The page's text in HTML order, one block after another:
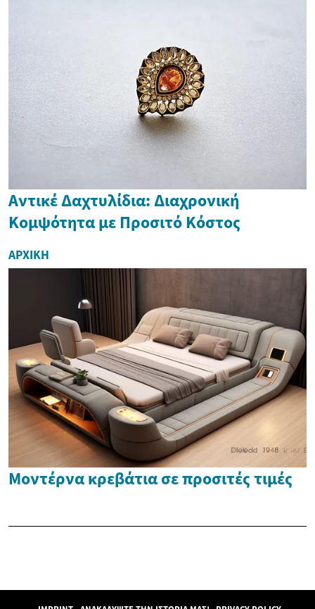
Αντικέ Δαχτυλίδια: Διαχρονική
Κομψότητα με Προσιτό Κόστος
ΑΡΧΙΚΉ
Μοντέρνα κρεβάτια σε προσιτές τιμές